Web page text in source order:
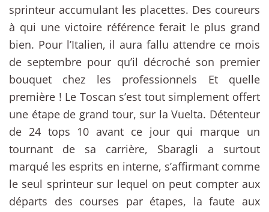
sprinteur accumulant les placettes. Des coureurs
à qui une victoire référence ferait le plus grand
bien. Pour l’Italien, il aura fallu attendre ce mois
de septembre pour qu’il décroché son premier
bouquet chez les professionnels Et quelle
première ! Le Toscan s’est tout simplement offert
une étape de grand tour, sur la Vuelta. Détenteur
de 24 tops 10 avant ce jour qui marque un
tournant de sa carrière, Sbaragli a surtout
marqué les esprits en interne, s’affirmant comme
le seul sprinteur sur lequel on peut compter aux
départs des courses par étapes, la faute aux